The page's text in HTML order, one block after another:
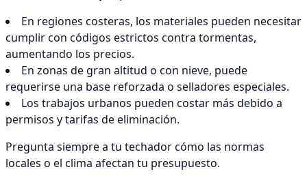
En regiones costeras, los materiales pueden necesitar
cumplir con códigos estrictos contra tormentas,
aumentando los precios.
En zonas de gran altitud o con nieve, puede
requerirse una base reforzada o selladores especiales.
Los trabajos urbanos pueden costar más debido a
permisos y tarifas de eliminación.
Pregunta siempre a tu techador cómo las normas
locales o el clima afectan tu presupuesto.